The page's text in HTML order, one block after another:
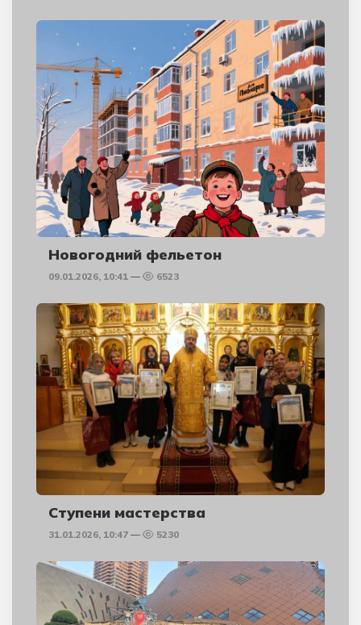
Новогодний фельетон
09.01.2026, 10:41 6523
Ступени мастерства
31.01.2026, 10:47 5230